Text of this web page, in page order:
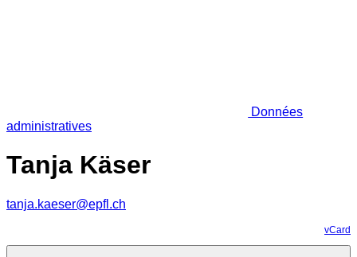
Données
administratives
Tanja Käser
tanja.kaeser@epfl.ch
vCard